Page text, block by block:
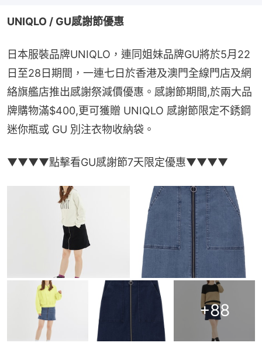
UNIQLO / GU感謝節優惠
日本服裝品牌UNIQLO，連同姐妹品牌GU將於5月22
日至28日期間，一連七日於香港及澳門全線門店及網
絡旗艦店推出感謝祭減價優惠。感謝節期間,於兩大品
牌購物滿$400,更可獲贈 UNIQLO 感謝節限定不銹鋼
迷你瓶或 GU 別注衣物收納袋。
▼▼▼▼點擊看GU感謝節7天限定優惠▼▼▼▼
+88